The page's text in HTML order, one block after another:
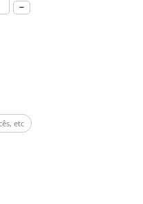
etc